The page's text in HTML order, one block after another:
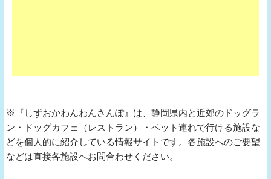
※『しずおかわんわんさんぽ』は、静岡県内と近郊のドッグラ
ン・ドッグカフェ（レストラン）・ペット連れで行ける施設な
どを個人的に紹介している情報サイトです。各施設へのご要望
などは直接各施設へお問合わせください。